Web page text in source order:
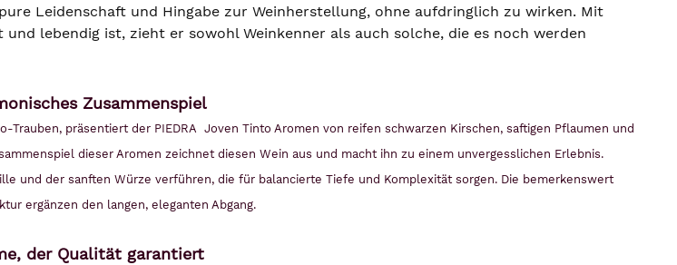
Leidenschaft und Hingabe zur Weinherstellung, ohne aufdringlich zu wirken. Mit
lebendig ist, zieht er sowohl Weinkenner als auch solche, die es noch werden
Zusammenspiel
Trauben, präsentiert der PIEDRA Joven Tinto Aromen von reifen schwarzen Kirschen, saftigen Pflaumen und
dieser Aromen zeichnet diesen Wein aus und macht ihn zu einem unvergesslichen Erlebnis.
und der sanften Würze verführen, die für balancierte Tiefe und Komplexität sorgen. Die bemerkenswert
ergänzen den langen, eleganten Abgang.
der Qualität garantiert